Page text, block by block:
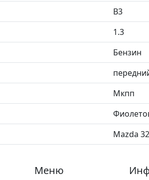
B3
1.3
Бензин
Мкпп
Mazda
Меню